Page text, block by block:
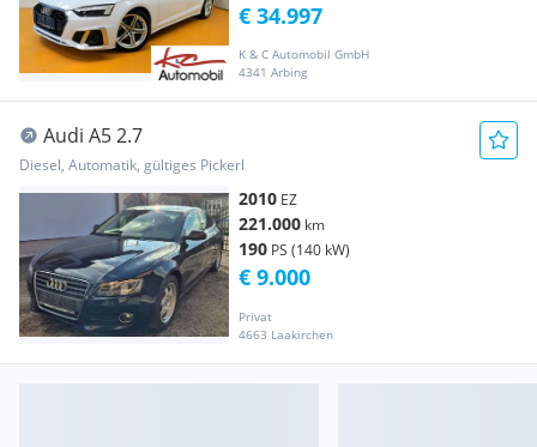
K & C Automobil GmbH
4341 Arbing
€ 34.997
Audi A5 2.7
Diesel, Automatik, gültiges Pickerl
2010 EZ
221.000 km
190 PS (140 kW)
Privat
4663 Laakirchen
€ 9.000